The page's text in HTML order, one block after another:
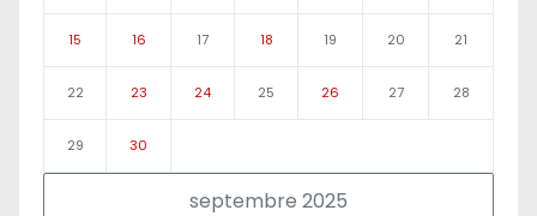
septembre 2025
15 16 17 18 19 20 21
22 23 24 25 26 27 28
29 30